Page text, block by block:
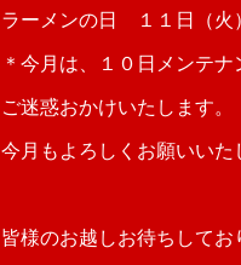
ラーメンの日 １１日（火
＊今月は、１０日メンテ
ご迷惑おかけいたします。
今月もよろしくお願いいた
皆様のお越しお待ちしてお